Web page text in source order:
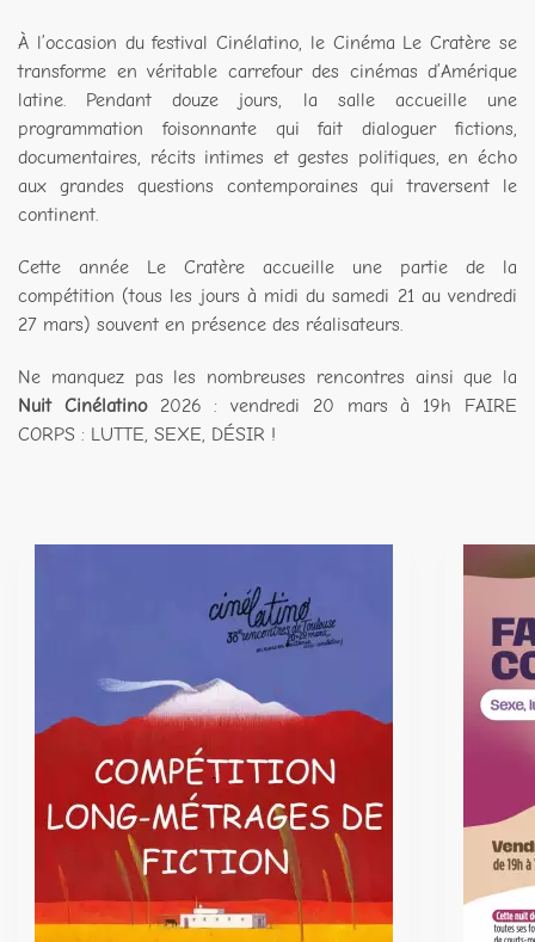
À l’occasion du festival Cinélatino, le Cinéma Le Cratère se
transforme en véritable carrefour des cinémas d’Amérique
latine. Pendant douze jours, la salle accueille une
programmation foisonnante qui fait dialoguer fictions,
documentaires, récits intimes et gestes politiques, en écho
aux grandes questions contemporaines qui traversent le
continent.
Cette année Le Cratère accueille une partie de la
compétition (tous les jours à midi du samedi 21 au vendredi
27 mars) souvent en présence des réalisateurs.
Ne manquez pas les nombreuses rencontres ainsi que la
Nuit Cinélatino2026 : vendredi 20 mars à 19h FAIRE
CORPS : LUTTE, SEXE, DÉSIR !